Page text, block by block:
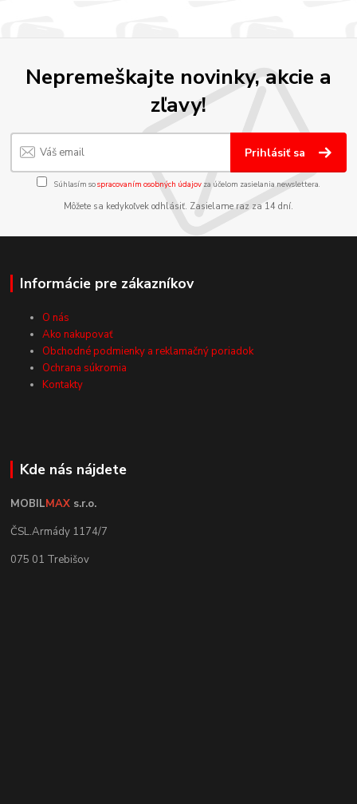
Nepremeškajte novinky, akcie a
zľavy!
Prihlásiť sa
Súhlasím sospracovaním osobných údajov za účelom zasielania newslettera.
Môžete sa kedykoľvek odhlásiť. Zasielame raz za 14 dní.
Informácie pre zákazníkov
O nás
Ako nakupovať
Obchodné podmienky a reklamačný poriadok
Ochrana súkromia
Kontakty
Kde nás nájdete
MOBILMAX s.r.o.
ČSL.Armády 1174/7
075 01 Trebišov